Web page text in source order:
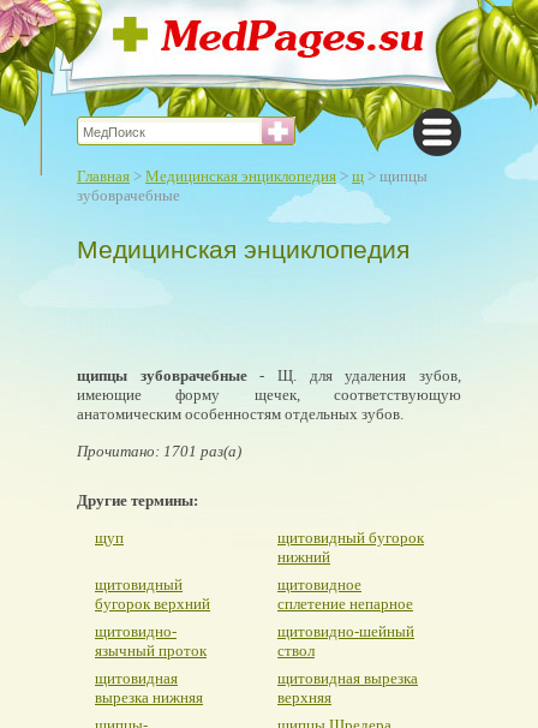
Главная > Медицинская энциклопедия > щ > щипцы
зубоврачебные
Медицинская энциклопедия
щипцы зубоврачебные- Щ. для удаления зубов,
имеющие форму щечек, соответствующую
анатомическим особенностям отдельных зубов.
Прочитано: 1701 раз(а)
Другие термины:
щуп
щитовидный бугорок
нижний
щитовидный
бугорок верхний
щитовидное
сплетение непарное
щитовидно-
язычный проток
щитовидно-шейный
ствол
щитовидная
вырезка нижняя
щитовидная вырезка
верхняя